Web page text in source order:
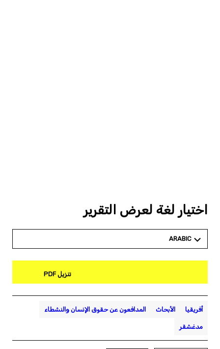
اختيار لغة لعرض التقرير
ARABIC
تنزيل PDF
أفريقيا الأبحاث المدافعون عن حقوق الإنسان والنشطاء
مدغشقر